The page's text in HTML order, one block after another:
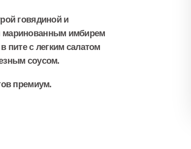
говядиной и
маринованным имбирем
пите с легким салатом
соусом.
премиум.